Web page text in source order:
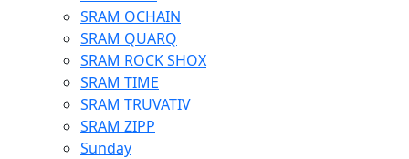
SRAM OCHAIN
SRAM QUARQ
SRAM ROCK SHOX
SRAM TIME
SRAM TRUVATIV
SRAM ZIPP
Sunday